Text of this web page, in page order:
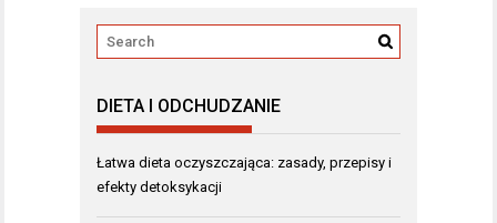
DIETA I ODCHUDZANIE
Łatwa dieta oczyszczająca: zasady, przepisy i
efekty detoksykacji